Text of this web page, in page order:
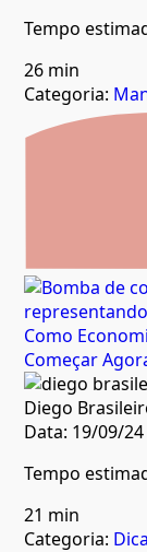
Tempo
26 min
Categoria:
Como
Começar
Diego
Data: 19/09/24
Tempo
21 min
Categoria: